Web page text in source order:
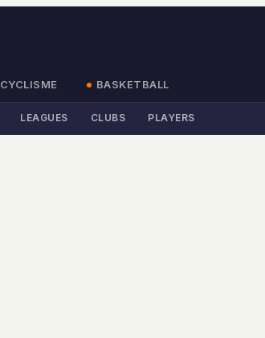
CYCLISME BASKETBALL
LEAGUES CLUBS PLAYERS